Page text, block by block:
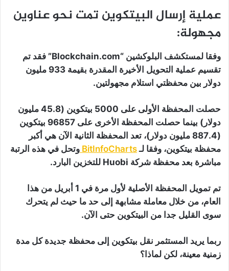
عملية إرسال البيتكوين تمت نحو عناوين
مجهولة:
وفقا لمستكشف البلوكشين “Blockchain.com” فقد تم
تقسيم عملية التحويل الأخيرة المقدرة بقيمة 933 مليون
دولار بين محفظتي استلام مجهولتين.
حصلت المحفظة الأولى على 5000 بيتكوين (45.8 مليون
دولار) بينما حصلت المحفظة الأخرى على 96857 بيتكوين
(887.4 مليون دولار)، تعد المحفظة الثانية الآن هي أكبر
محفظة بيتكوين، وفقا لـBitInfoCharts وتحل في هذه الرتبة
مباشرة بعد محفظة شركة Huobi للتخزين البارد.
تم تمويل المحفظة الأصلية لأول مرة في 1 أبريل من هذا
العام، من خلال معاملة مشابهة إلى حد ما حيث لم يتحرك
سوى القليل جدا من البيتكوين حتى الآن.
ربما يريد المستثمر نقل بيتكوين إلى محفظة جديدة كل مدة
زمنية معينة، لكن لماذا؟